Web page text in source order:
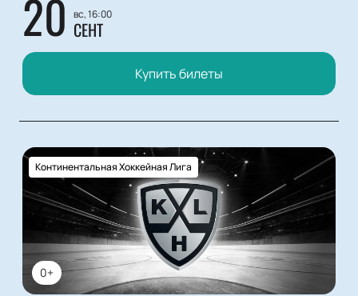
20 вс, 16:00
СЕНТ
Купить билеты
0+
Континентальная Хоккейная Лига